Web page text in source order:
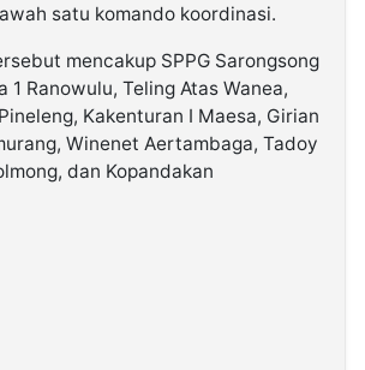
satu komando koordinasi.
mencakup SPPG Sarongsong
1 Ranowulu, Teling Atas Wanea,
Kakenturan I Maesa, Girian
Winenet Aertambaga, Tadoy
dan Kopandakan